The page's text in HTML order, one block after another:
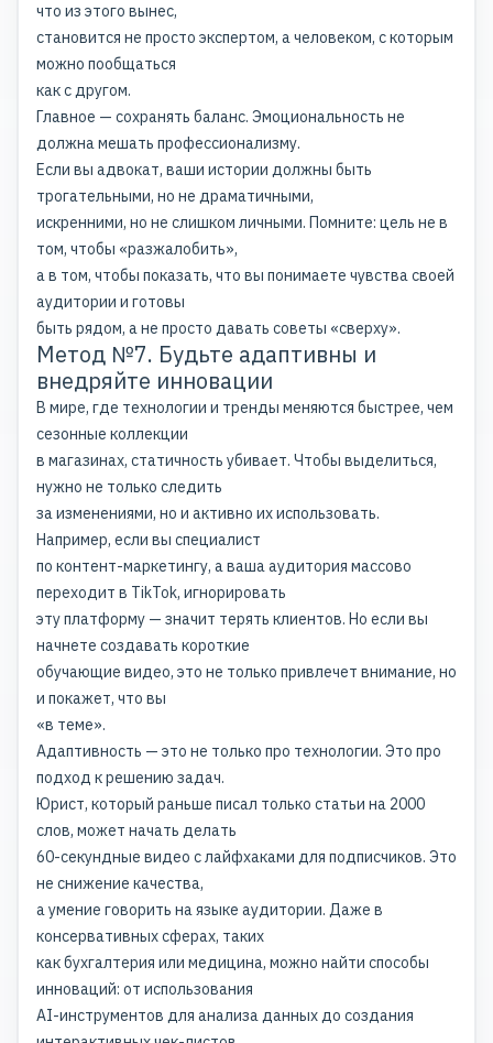
что из этого вынес,
становится не просто экспертом, а человеком, с которым
можно пообщаться
как с другом.
Главное — сохранять баланс. Эмоциональность не
должна мешать профессионализму.
Если вы адвокат, ваши истории должны быть
трогательными, но не драматичными,
искренними, но не слишком личными. Помните: цель не в
том, чтобы «разжалобить»,
а в том, чтобы показать, что вы понимаете чувства своей
аудитории и готовы
быть рядом, а не просто давать советы «сверху».
Метод №7. Будьте адаптивны и
внедряйте инновации
В мире, где технологии и тренды меняются быстрее, чем
сезонные коллекции
в магазинах, статичность убивает. Чтобы выделиться,
нужно не только следить
за изменениями, но и активно их использовать.
Например, если вы специалист
по контент-маркетингу, а ваша аудитория массово
переходит в TikTok, игнорировать
эту платформу — значит терять клиентов. Но если вы
начнете создавать короткие
обучающие видео, это не только привлечет внимание, но
и покажет, что вы
«в теме».
Адаптивность — это не только про технологии. Это про
подход к решению задач.
Юрист, который раньше писал только статьи на 2000
слов, может начать делать
60-секундные видео с лайфхаками для подписчиков. Это
не снижение качества,
а умение говорить на языке аудитории. Даже в
консервативных сферах, таких
как бухгалтерия или медицина, можно найти способы
инноваций: от использования
AI-инструментов для анализа данных до создания